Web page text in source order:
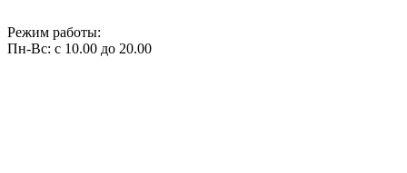
Режим работы:
Пн-Вс: с 10.00 до 20.00